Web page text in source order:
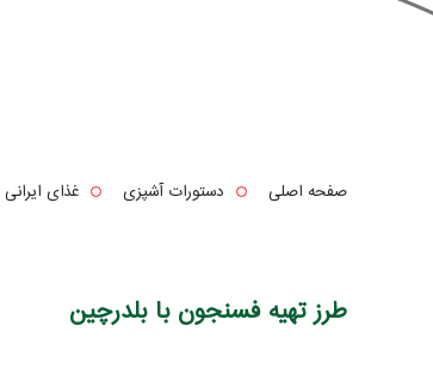
صفحه اصلی دستورات آشپزی غذای ایرانی
طرز تهیه فسنجون با بلدرچین